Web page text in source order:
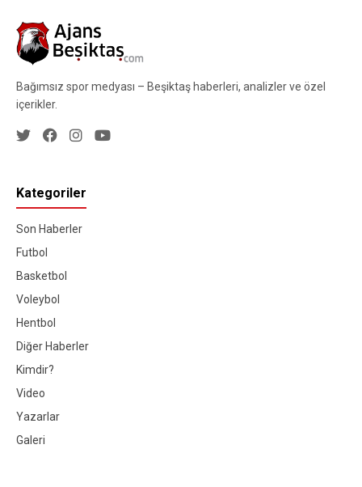
Bağımsız spor medyası – Beşiktaş haberleri, analizler ve özel
içerikler.
Kategoriler
Son Haberler
Futbol
Basketbol
Voleybol
Hentbol
Diğer Haberler
Kimdir?
Video
Yazarlar
Galeri